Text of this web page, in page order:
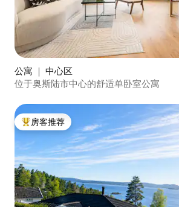
公寓 ｜ 中心区
位于奥斯陆市中心的舒适单卧室公寓
热门「房客推荐」
房客推荐